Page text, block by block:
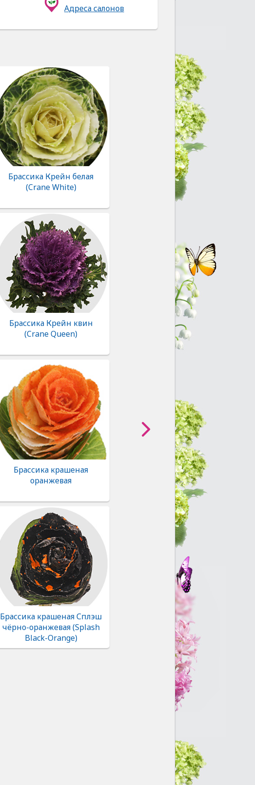
Адреса салонов
Брассика Крейн белая
(Crane White)
Брассика Крейн квин
(Crane Queen)
Брассика крашеная
оранжевая
Брассика крашеная Сплэш
чёрно-оранжевая (Splash
Black-Orange)